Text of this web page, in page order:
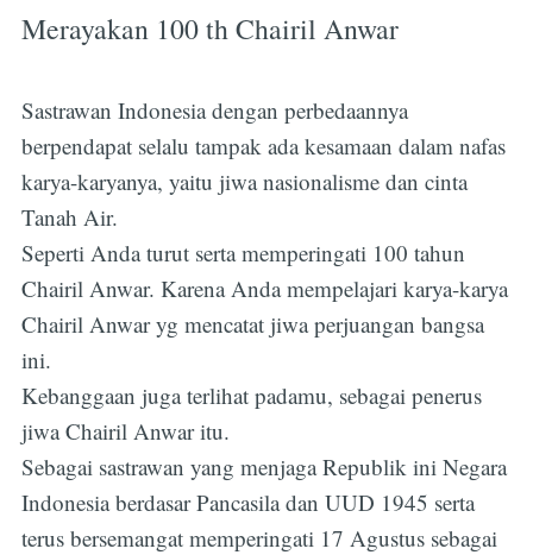
Merayakan 100 th Chairil Anwar
Sastrawan Indonesia dengan perbedaannya
berpendapat selalu tampak ada kesamaan dalam nafas
karya-karyanya, yaitu jiwa nasionalisme dan cinta
Tanah Air.
Seperti Anda turut serta memperingati 100 tahun
Chairil Anwar. Karena Anda mempelajari karya-karya
Chairil Anwar yg mencatat jiwa perjuangan bangsa
ini.
Kebanggaan juga terlihat padamu, sebagai penerus
jiwa Chairil Anwar itu.
Sebagai sastrawan yang menjaga Republik ini Negara
Indonesia berdasar Pancasila dan UUD 1945 serta
terus bersemangat memperingati 17 Agustus sebagai